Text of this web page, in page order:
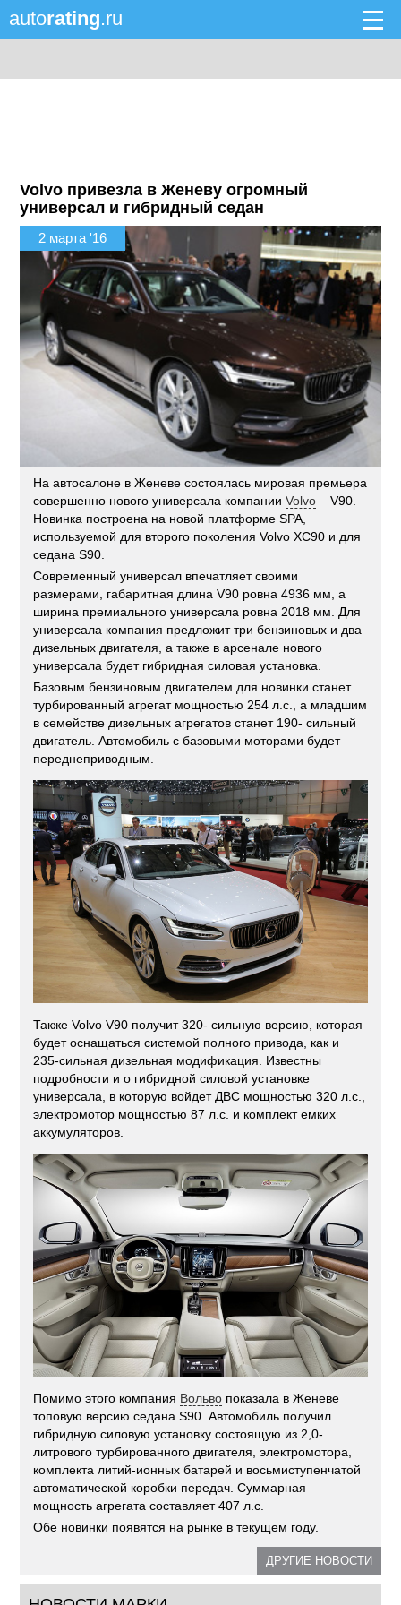
autorating.ru
Volvo привезла в Женеву огромный
универсал и гибридный седан
2 марта '16
На автосалоне в Женеве состоялась мировая премьера
совершенно нового универсала компанииVolvo – V90.
Новинка построена на новой платформе SPA,
используемой для второго поколения Volvo XC90 и для
седана S90.
Современный универсал впечатляет своими
размерами, габаритная длина V90 ровна 4936 мм, а
ширина премиального универсала ровна 2018 мм. Для
универсала компания предложит три бензиновых и два
дизельных двигателя, а также в арсенале нового
универсала будет гибридная силовая установка.
Базовым бензиновым двигателем для новинки станет
турбированный агрегат мощностью 254 л.с., а младшим
в семействе дизельных агрегатов станет 190- сильный
двигатель. Автомобиль с базовыми моторами будет
переднеприводным.
Также Volvo V90 получит 320- сильную версию, которая
будет оснащаться системой полного привода, как и
235-сильная дизельная модификация. Известны
подробности и о гибридной силовой установке
универсала, в которую войдет ДВС мощностью 320 л.с.,
электромотор мощностью 87 л.с. и комплект емких
аккумуляторов.
Помимо этого компания Вольво показала в Женеве
топовую версию седана S90. Автомобиль получил
гибридную силовую установку состоящую из 2,0-
литрового турбированного двигателя, электромотора,
комплекта литий-ионных батарей и восьмиступенчатой
автоматической коробки передач. Суммарная
мощность агрегата составляет 407 л.с.
Обе новинки появятся на рынке в текущем году.
ДРУГИЕ НОВОСТИ